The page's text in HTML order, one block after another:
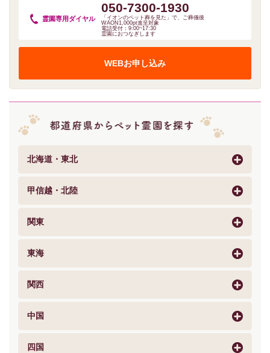
霊園専用 ダイヤル
050-7300-1930
「イオンのペット葬を見た」で、ご葬儀後
WAON1,000pt進呈対象
電話受付：9:00~17:30
霊園におつなぎします
WEBお申し込み
北海道・東北
甲信越・北陸
関東
東海
関西
中国
四国